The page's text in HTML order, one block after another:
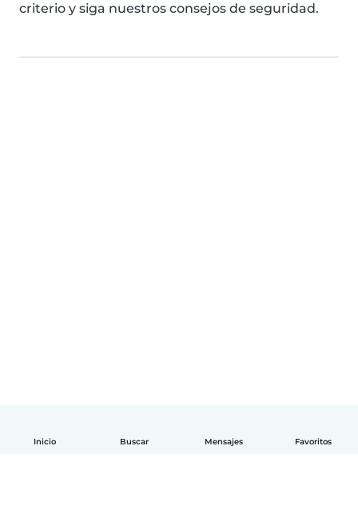
Inicio Buscar Mensajes Favoritos
criterio y siga nuestros consejos de seguridad.